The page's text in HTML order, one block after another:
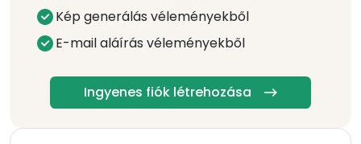
Kép generálás véleményekből
E-mail aláírás véleményekből
Ingyenes fiók létrehozása